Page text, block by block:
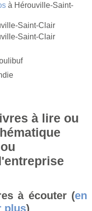
à Hérouville-Saint-
Saint-Clair
Saint-Clair
à lire ou
à écouter (en
plus)